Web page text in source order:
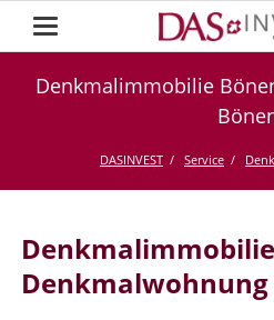
Denkmalimmobilie
DASINVEST Service
Denkmalwohnung